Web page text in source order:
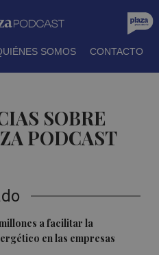
SOMOS CONTACTO
SOBRE
PODCAST
a facilitar la
en las empresas